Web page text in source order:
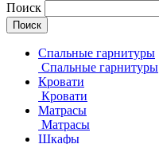
Поиск
Спальные гарнитуры
Спальные гарнитуры
Кровати
Кровати
Матрасы
Матрасы
Шкафы